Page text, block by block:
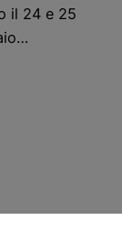
il 24 e 25